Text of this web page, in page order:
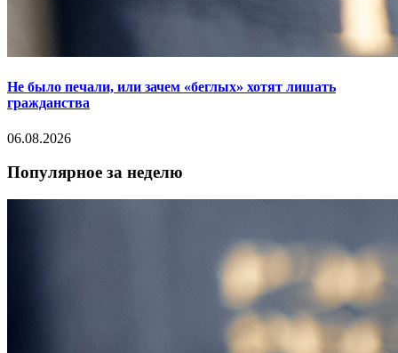
Не было печали, или зачем «беглых» хотят лишать
гражданства
06.08.2026
Популярное за неделю